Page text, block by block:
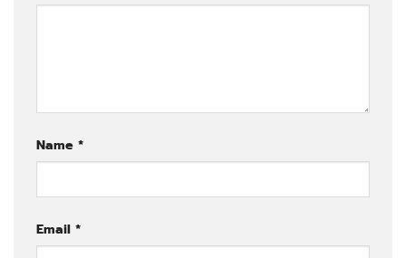
Name *
Email *